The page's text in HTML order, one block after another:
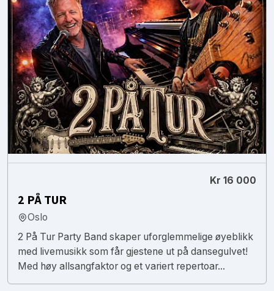
Kr 16 000
2 PÅ TUR
Oslo
2 På Tur Party Band skaper uforglemmelige øyeblikk
med livemusikk som får gjestene ut på dansegulvet!
Med høy allsangfaktor og et variert repertoar...